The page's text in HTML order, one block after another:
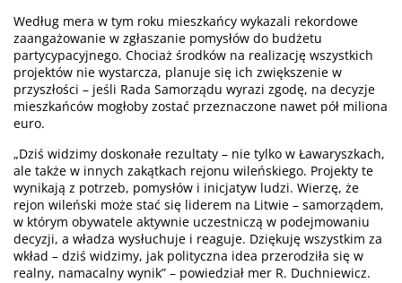
Według mera w tym roku mieszkańcy wykazali rekordowe
zaangażowanie w zgłaszanie pomysłów do budżetu
partycypacyjnego. Chociaż środków na realizację wszystkich
projektów nie wystarcza, planuje się ich zwiększenie w
przyszłości – jeśli Rada Samorządu wyrazi zgodę, na decyzje
mieszkańców mogłoby zostać przeznaczone nawet pół miliona
euro.
„Dziś widzimy doskonałe rezultaty – nie tylko w Ławaryszkach,
ale także w innych zakątkach rejonu wileńskiego. Projekty te
wynikają z potrzeb, pomysłów i inicjatyw ludzi. Wierzę, że
rejon wileński może stać się liderem na Litwie – samorządem,
w którym obywatele aktywnie uczestniczą w podejmowaniu
decyzji, a władza wysłuchuje i reaguje. Dziękuję wszystkim za
wkład – dziś widzimy, jak polityczna idea przerodziła się w
realny, namacalny wynik” – powiedział mer R. Duchniewicz.